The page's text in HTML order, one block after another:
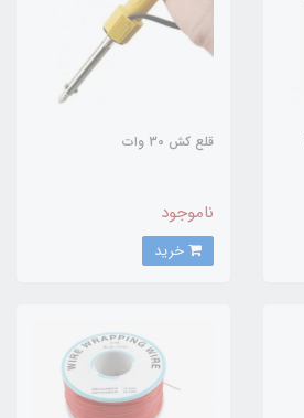
قلع کش 30 وات
ناموجود